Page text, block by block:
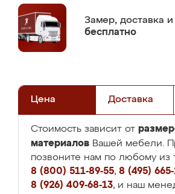
Замер, доставка
бесплатно
Цена Доставка
Стоимость зависит от
материалов Вашей мебели.
позвоните нам по любому из
8 (800) 511-89-55, 8 (495)
8 (926) 409-68-13, и наш